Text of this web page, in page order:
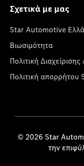
Σχετικά με μας
Star Automotive
Βιωσιμότητα
Πολιτική
Πολιτική απορρήτου
© 2026 Star
την